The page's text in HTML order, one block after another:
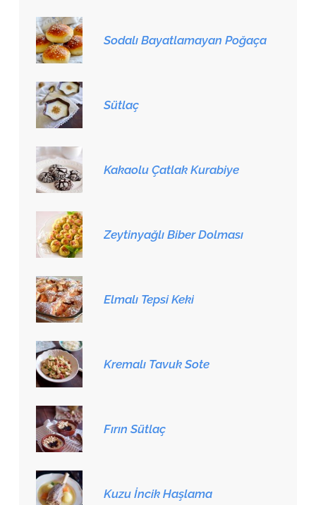
Sodalı Bayatlamayan Poğaça
Sütlaç
Kakaolu Çatlak Kurabiye
Zeytinyağlı Biber Dolması
Elmalı Tepsi Keki
Kremalı Tavuk Sote
Fırın Sütlaç
Kuzu İncik Haşlama